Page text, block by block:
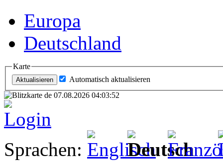
Europa
Deutschland
Karte
Automatisch aktualisieren
Login
Sprachen: